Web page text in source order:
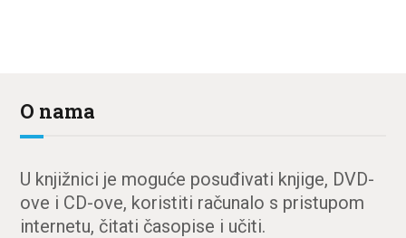
O nama
U knjižnici je moguće posuđivati knjige, DVD-
ove i CD-ove, koristiti računalo s pristupom
internetu, čitati časopise i učiti.